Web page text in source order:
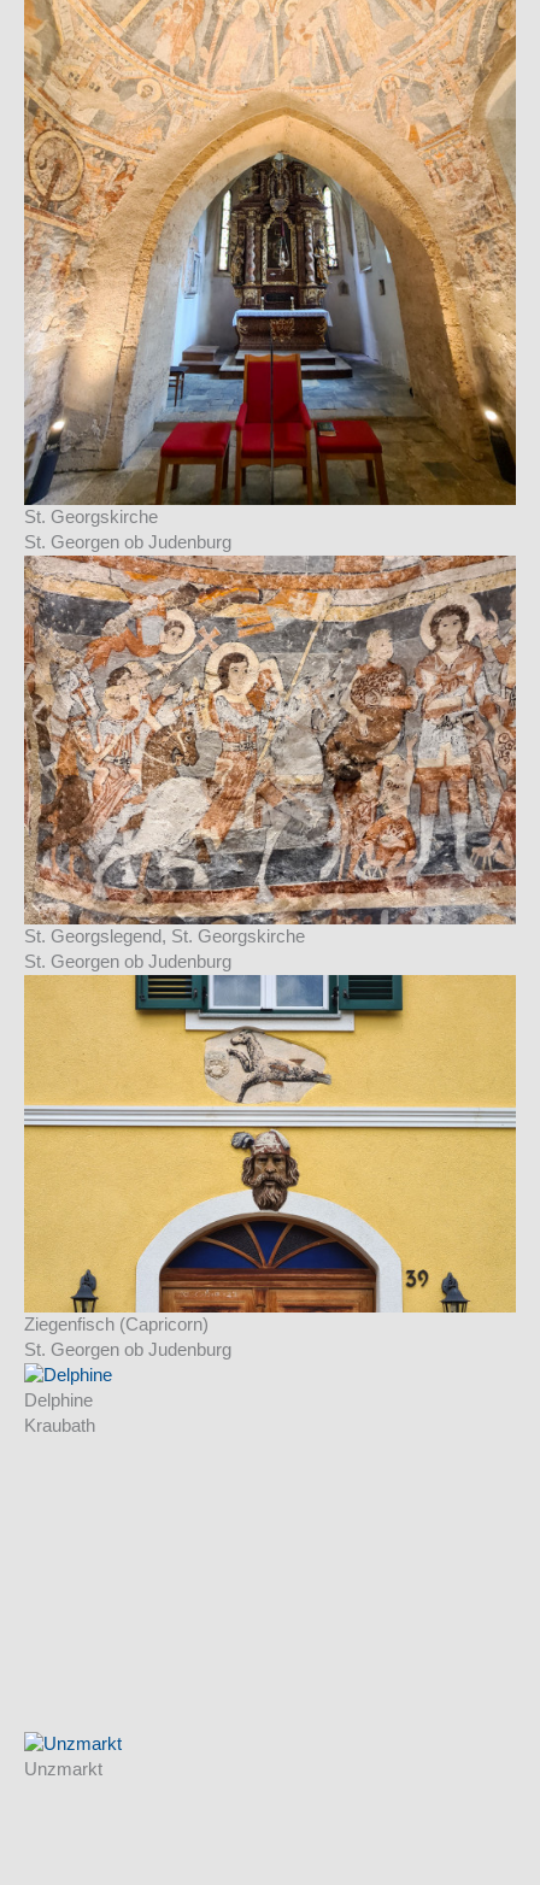
St. Georgskirche
St. Georgen ob Judenburg
St. Georgslegend, St. Georgskirche
St. Georgen ob Judenburg
Ziegenfisch (Capricorn)
St. Georgen ob Judenburg
Delphine
Kraubath
Unzmarkt